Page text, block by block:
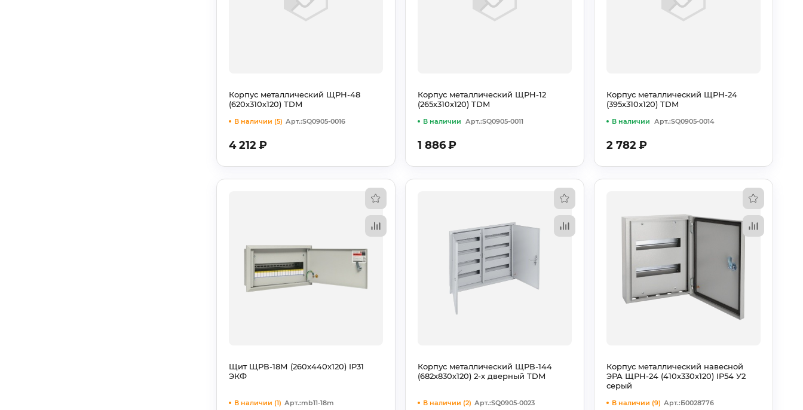
Арт.:SQ0905-0016
В наличии (5)
Корпус металлический ЩРН-48
(620х310х120) TDM
4 212₽
Арт.:SQ0905-0011
В наличии
Корпус металлический ЩРН-12
(265х310х120) TDM
1 886₽
Арт.:SQ0905-0014
В наличии
Корпус металлический ЩРН-24
(395х310х120) TDM
2 782₽
Арт.:mb11-18m
В наличии (1)
Щит ЩРВ-18М (260х440х120) IP31
ЭКФ
Арт.:SQ0905-0023
В наличии (2)
Корпус металлический ЩРВ-144
(682х830х120) 2-х дверный TDM
Арт.:Б0028776
В наличии (9)
Корпус металлический навесной
ЭРА ЩРН-24 (410х330х120) IP54 У2
серый